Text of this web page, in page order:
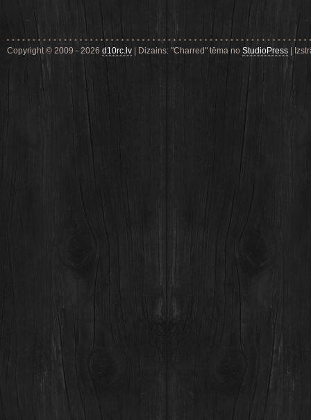
Copyright © 2009 - 2026 d10rc.lv | Dizains: "Charred" tēma no StudioPress |